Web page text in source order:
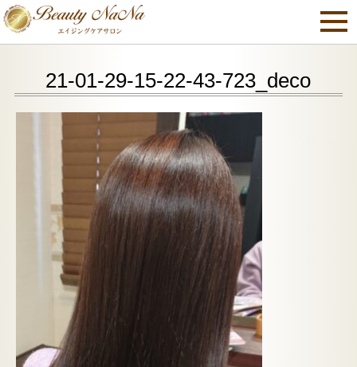
21-01-29-15-22-43-723_deco